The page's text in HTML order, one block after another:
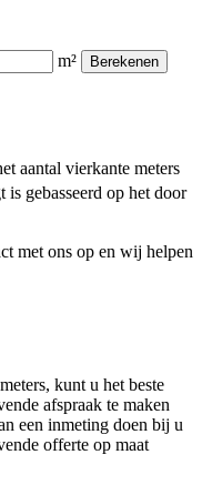
m² Berekenen
aantal vierkante meters
gebasseerd op het door
met ons op en wij helpen
kunt u het beste
afspraak te maken
een inmeting doen bij u
offerte op maat